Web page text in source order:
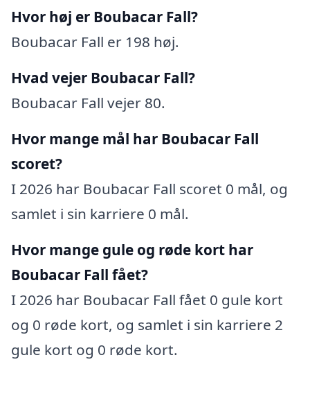
Hvor høj er Boubacar Fall?
Boubacar Fall er 198 høj.
Hvad vejer Boubacar Fall?
Boubacar Fall vejer 80.
Hvor mange mål har Boubacar Fall
scoret?
I 2026 har Boubacar Fall scoret 0 mål, og
samlet i sin karriere 0 mål.
Hvor mange gule og røde kort har
Boubacar Fall fået?
I 2026 har Boubacar Fall fået 0 gule kort
og 0 røde kort, og samlet i sin karriere 2
gule kort og 0 røde kort.